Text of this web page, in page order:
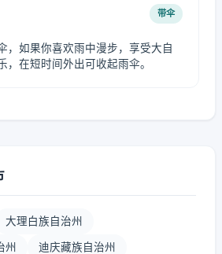
带伞
，如果你喜欢雨中漫步，享受大自
，在短时间外出可收起雨伞。
大理白族自治州
州 迪庆藏族自治州